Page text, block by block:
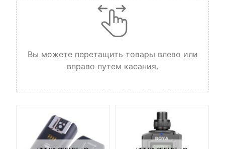
Вы можете перетащить товары влево или
вправо путем касания.